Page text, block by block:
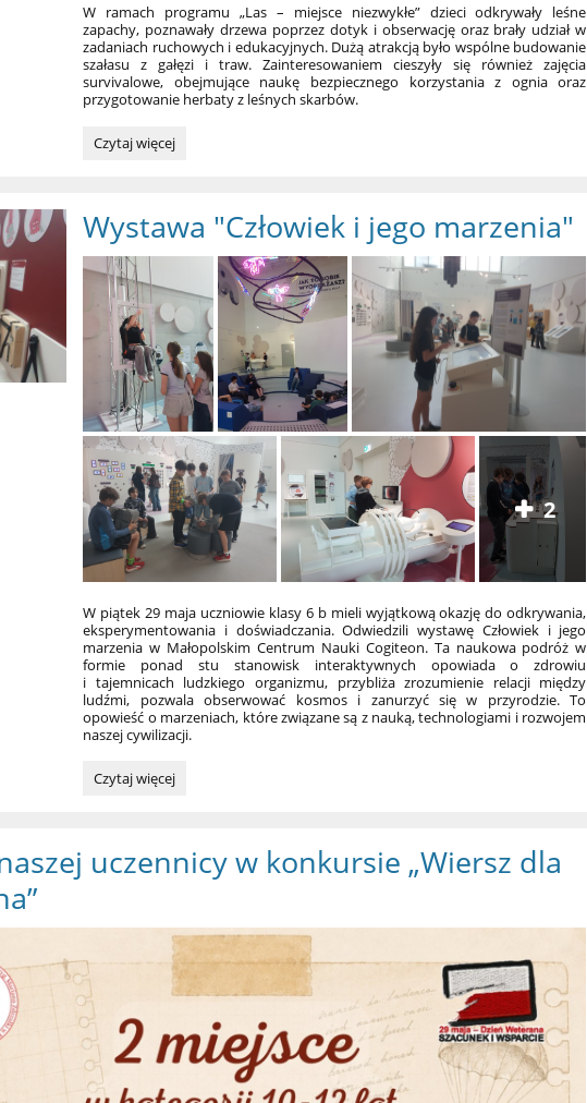
W ramach programu „Las – miejsce niezwykłe” dzieci odkrywały leśne
zapachy, poznawały drzewa poprzez dotyk i obserwację oraz brały udział w
zadaniach ruchowych i edukacyjnych. Dużą atrakcją było wspólne budowanie
szałasu z gałęzi i traw. Zainteresowaniem cieszyły się również zajęcia
survivalowe, obejmujące naukę bezpiecznego korzystania z ognia oraz
przygotowanie herbaty z leśnych skarbów.
Wycieczka
Czytaj więcej
Wystawa "Człowiek i jego marzenia"
2
W piątek 29 maja uczniowie klasy 6 b mieli wyjątkową okazję do odkrywania,
eksperymentowania i doświadczania. Odwiedzili wystawę Człowiek i jego
marzenia w Małopolskim Centrum Nauki Cogiteon. Ta naukowa podróż w
formie ponad stu stanowisk interaktywnych opowiada o zdrowiu
i tajemnicach ludzkiego organizmu, przybliża zrozumienie relacji między
ludźmi, pozwala obserwować kosmos i zanurzyć się w przyrodzie. To
opowieść o marzeniach, które związane są z nauką, technologiami i rozwojem
naszej cywilizacji.
Wystawa
marzenia":
Czytaj więcej
uczennicy w konkursie „Wiersz dla